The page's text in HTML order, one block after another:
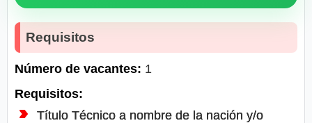
Requisitos
Número de vacantes: 1
Requisitos:
Título Técnico a nombre de la nación y/o